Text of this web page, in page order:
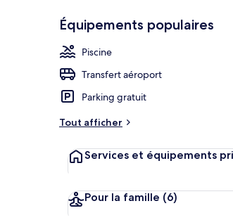
Équipements populaires
Piscine
Transfert aéroport
Parking gratuit
Tout afficher
Services et équipements
Pour la famille (6)